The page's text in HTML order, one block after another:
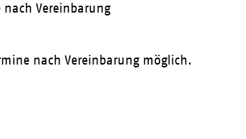
Vereinbarung
nach Vereinbarung möglich.